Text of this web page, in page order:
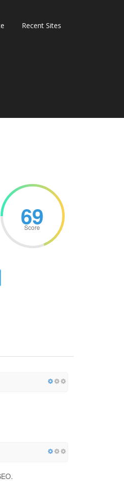
Recent Sites
69
Score